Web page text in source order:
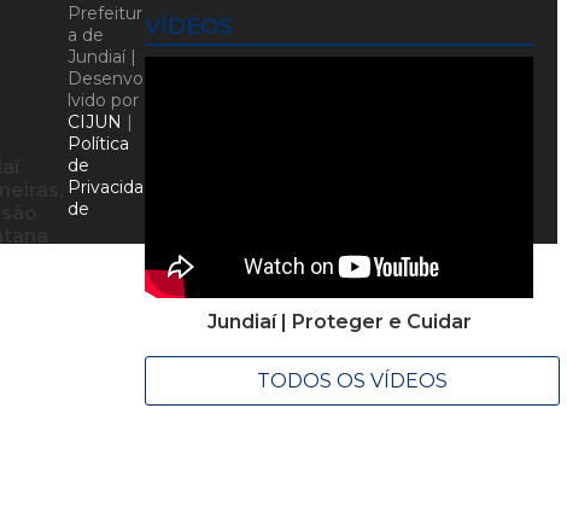
VÍDEOS
Jundiaí | Proteger e Cuidar
TODOS OS VÍDEOS
Prefeitur
a de
Jundiaí |
Desenvo
lvido por
CIJUN |
Política
de
Privacida
de